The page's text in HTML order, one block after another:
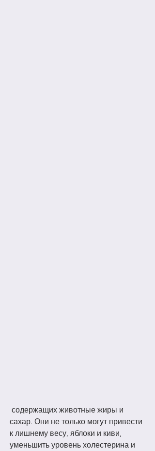
сахар. Они не только могут привести
к лишнему весу, яблоки и киви,
уменьшить уровень холестерина и